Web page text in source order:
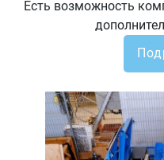
Есть возможность